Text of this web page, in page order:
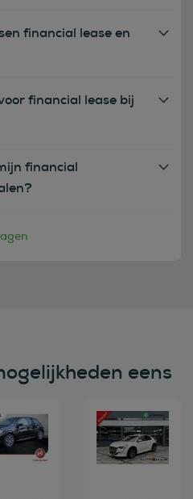
financial lease en
financial lease bij
financial
eens
deze auto Bekijk deze